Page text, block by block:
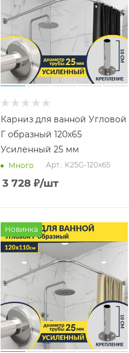
Карниз для ванной Угловой
Г образный 120х65
Усиленный 25 мм
Много Арт.: K25G-120x65
3 728 ₽/шт
Новинка